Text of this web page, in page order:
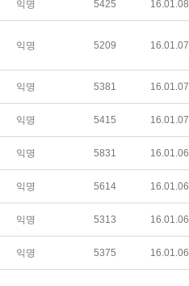
익명 5425 16.01.08
익명 5209 16.01.07
익명 5381 16.01.07
익명 5415 16.01.07
익명 5831 16.01.06
익명 5614 16.01.06
익명 5313 16.01.06
익명 5375 16.01.06